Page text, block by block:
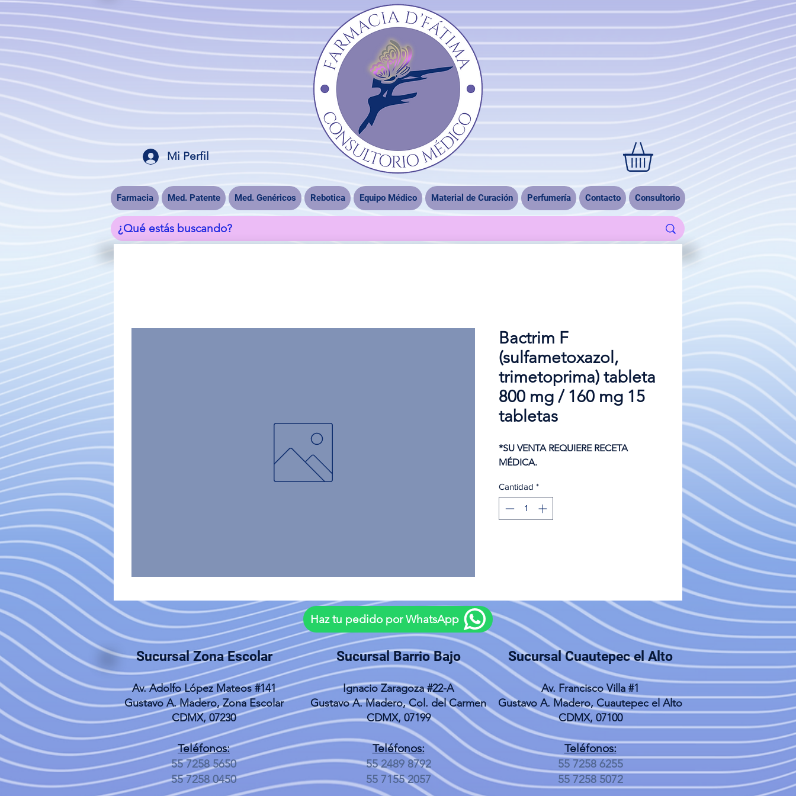
Mi Perfil
Farmacia Med. Patente Med. Genéricos Rebotica Equipo Médico Material de Curación Perfumería Contacto Consultorio
Bactrim F
(sulfametoxazol,
trimetoprima) tableta
800 mg / 160 mg 15
tabletas
*SU VENTA REQUIERE RECETA
MÉDICA.
Cantidad *
Haz tu pedido por WhatsApp
Sucursal Zona Escolar
Av. Adolfo López Mateos #141
Gustavo A. Madero, Zona Escolar
CDMX, 07230
Teléfonos:
55 7258 5650
55 7258 0450
Sucursal Barrio Bajo Sucursal Cuautepec el Alto
Ignacio Zaragoza #22-A
Gustavo A. Madero, Col. del Carmen
CDMX, 07199
Teléfonos:
55 2489 8792
55 7155 2057
Av. Francisco Villa #1
Gustavo A. Madero, Cuautepec el Alto
CDMX, 07100
Teléfonos:
55 7258 6255
55 7258 5072